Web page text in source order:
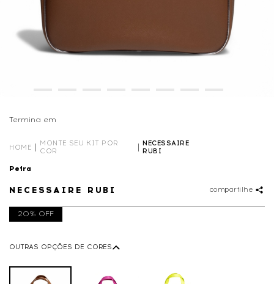
Termina em
HOME
MONTE SEU KIT POR
COR
NECESSAIRE
RUBI
Petra
NECESSAIRE RUBI compartilhe
20% OFF
OUTRAS OPÇÕES DE CORES